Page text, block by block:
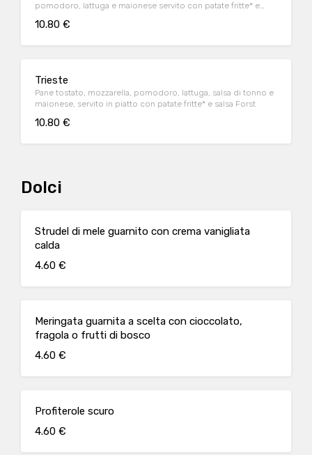
pomodoro, lattuga e maionese servito con patate fritte* e
10.80 €
Trieste
Pane tostato, mozzarella, pomodoro, lattuga, salsa di tonno e
maionese, servito in piatto con patate fritte* e salsa Forst
10.80 €
Dolci
Strudel di mele guarnito con crema vanigliata
calda
4.60 €
Meringata guarnita a scelta con cioccolato,
fragola o frutti di bosco
4.60 €
Profiterole scuro
4.60 €